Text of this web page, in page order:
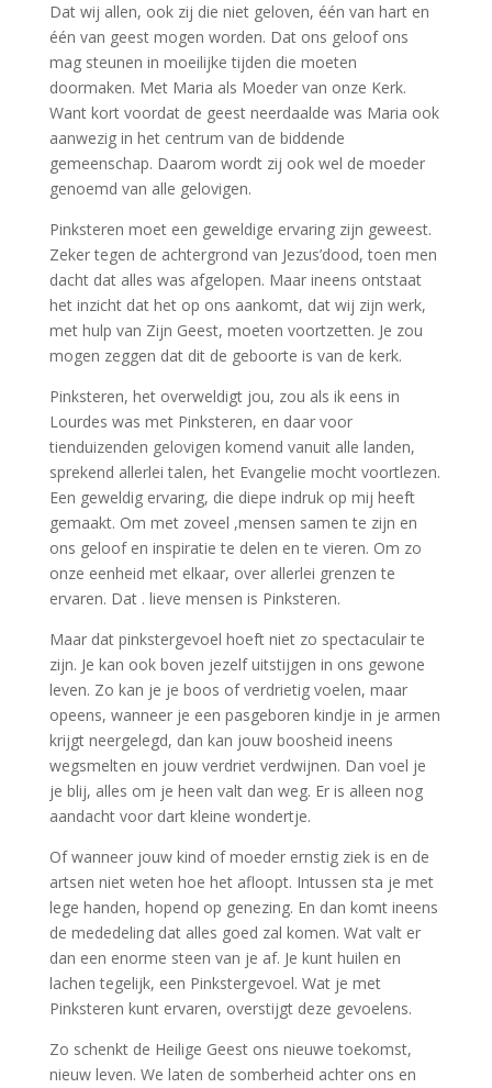
Dat wij allen, ook zij die niet geloven, één van hart en
één van geest mogen worden. Dat ons geloof ons
mag steunen in moeilijke tijden die moeten
doormaken. Met Maria als Moeder van onze Kerk.
Want kort voordat de geest neerdaalde was Maria ook
aanwezig in het centrum van de biddende
gemeenschap. Daarom wordt zij ook wel de moeder
genoemd van alle gelovigen.
Pinksteren moet een geweldige ervaring zijn geweest.
Zeker tegen de achtergrond van Jezus’dood, toen men
dacht dat alles was afgelopen. Maar ineens ontstaat
het inzicht dat het op ons aankomt, dat wij zijn werk,
met hulp van Zijn Geest, moeten voortzetten. Je zou
mogen zeggen dat dit de geboorte is van de kerk.
Pinksteren, het overweldigt jou, zou als ik eens in
Lourdes was met Pinksteren, en daar voor
tienduizenden gelovigen komend vanuit alle landen,
sprekend allerlei talen, het Evangelie mocht voortlezen.
Een geweldig ervaring, die diepe indruk op mij heeft
gemaakt. Om met zoveel ,mensen samen te zijn en
ons geloof en inspiratie te delen en te vieren. Om zo
onze eenheid met elkaar, over allerlei grenzen te
ervaren. Dat . lieve mensen is Pinksteren.
Maar dat pinkstergevoel hoeft niet zo spectaculair te
zijn. Je kan ook boven jezelf uitstijgen in ons gewone
leven. Zo kan je je boos of verdrietig voelen, maar
opeens, wanneer je een pasgeboren kindje in je armen
krijgt neergelegd, dan kan jouw boosheid ineens
wegsmelten en jouw verdriet verdwijnen. Dan voel je
je blij, alles om je heen valt dan weg. Er is alleen nog
aandacht voor dart kleine wondertje.
Of wanneer jouw kind of moeder ernstig ziek is en de
artsen niet weten hoe het afloopt. Intussen sta je met
lege handen, hopend op genezing. En dan komt ineens
de mededeling dat alles goed zal komen. Wat valt er
dan een enorme steen van je af. Je kunt huilen en
lachen tegelijk, een Pinkstergevoel. Wat je met
Pinksteren kunt ervaren, overstijgt deze gevoelens.
Zo schenkt de Heilige Geest ons nieuwe toekomst,
nieuw leven. We laten de somberheid achter ons en